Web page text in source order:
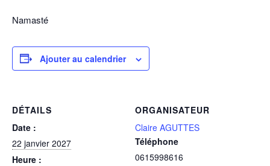
Namasté
Ajouter au calendrier
DÉTAILS
Date :
22 janvier 2027
Heure :
ORGANISATEUR
Claire AGUTTES
Téléphone
0615998616